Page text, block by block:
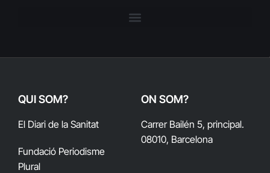
QUI SOM?
El Diari de la Sanitat
Fundació Periodisme
Plural
ON SOM?
Carrer Bailén 5, principal.
08010, Barcelona